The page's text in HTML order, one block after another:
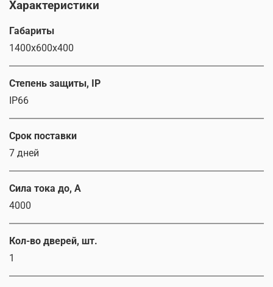
Характеристики
Габариты
1400х600х400
Степень защиты, IP
IP66
Срок поставки
7 дней
Сила тока до, А
4000
Кол-во дверей, шт.
1